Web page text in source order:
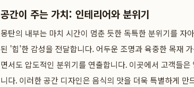
공간이 주는 가치: 인테리어와 분위기
몽탄의 내부는 마치 시간이 멈춘 듯한 독특한 분위기를 자
된 '힙'한 감성을 전달합니다. 어두운 조명과 육중한 목재
면서도 압도적인 분위기를 연출합니다. 이곳에서 고객들
니다. 이러한 공간 디자인은 음식의 맛을 더욱 특별하게